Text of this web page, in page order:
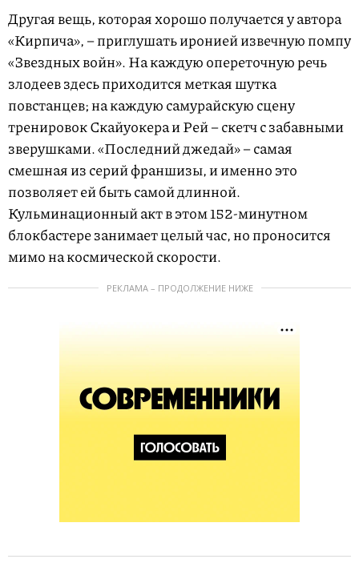
Другая вещь, которая хорошо получается у автора
«Кирпича», – приглушать иронией извечную помпу
«Звездных войн». На каждую опереточную речь
злодеев здесь приходится меткая шутка
повстанцев; на каждую самурайскую сцену
тренировок Скайуокера и Рей – скетч с забавными
зверушками. «Последний джедай» – самая
смешная из серий франшизы, и именно это
позволяет ей быть самой длинной.
Кульминационный акт в этом 152-минутном
блокбастере занимает целый час, но проносится
мимо на космической скорости.
РЕКЛАМА – ПРОДОЛЖЕНИЕ НИЖЕ